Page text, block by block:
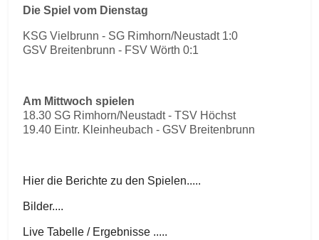
Die Spiel vom Dienstag
KSG Vielbrunn - SG Rimhorn/Neustadt 1:0
GSV Breitenbrunn - FSV Wörth 0:1
Am Mittwoch spielen
18.30 SG Rimhorn/Neustadt - TSV Höchst
19.40 Eintr. Kleinheubach - GSV Breitenbrunn
Hier die Berichte zu den Spielen.....
Bilder....
Live Tabelle / Ergebnisse .....